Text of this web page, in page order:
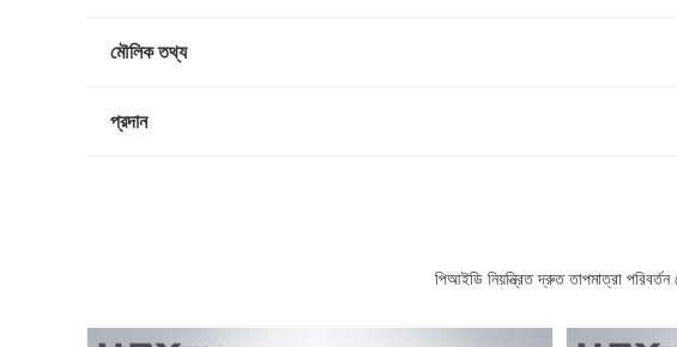
মৌলিক তথ্য
প্রদান
পিআইডি নিয়ন্ত্রিত দ্রুত তাপমাত্রা